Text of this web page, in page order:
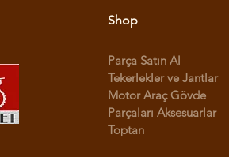
Shop
Parça Satın Al
Tekerlekler ve Jantlar
Motor Araç Gövde
Parçaları Aksesuarlar
Toptan